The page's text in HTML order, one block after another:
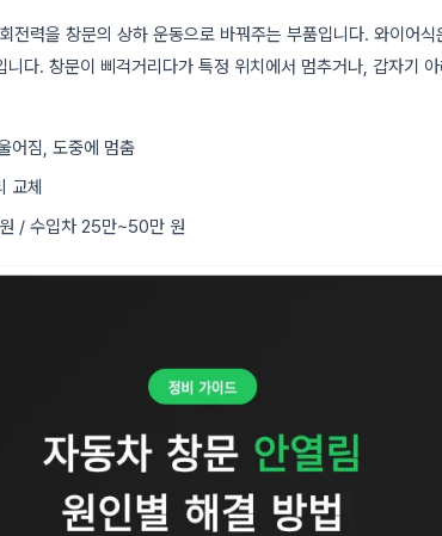
전력을 창문의 상하 운동으로 바꿔주는 부품입니다. 와이어식
다. 창문이 삐걱거리다가 특정 위치에서 멈추거나, 갑자기
어짐, 도중에 멈춤
교체
/ 수입차 25만~50만 원